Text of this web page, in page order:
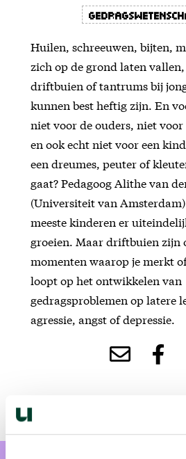
Huilen, schreeuwen, bijten,
zich op de grond laten
driftbuien of tantrums bij
kunnen best heftig zijn. En
niet voor de ouders, niet voor
en ook echt niet voor een
een dreumes, peuter of
gaat? Pedagoog Alithe van
(Universiteit van
meeste kinderen er
groeien. Maar driftbuien zijn
momenten waarop je merkt
loopt op het ontwikkelen van
gedragsproblemen op latere
agressie, angst of depressie.